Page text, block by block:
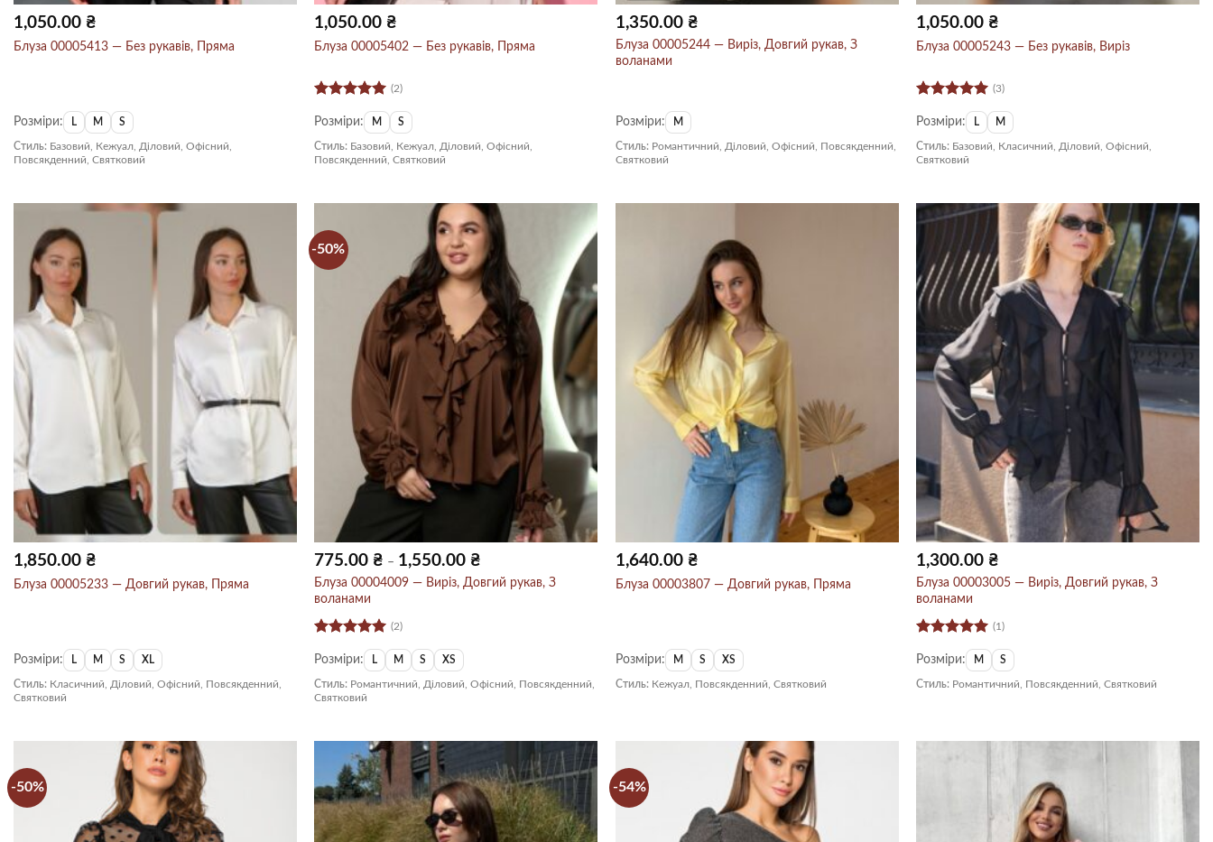
1,050.00 ₴
Блуза 00005413 — Без рукавів, Пряма
Розміри: L M S
Стиль: Базовий, Кежуал, Діловий, Офісний,
Повсякденний, Святковий
1,050.00 ₴
Блуза 00005402 — Без рукавів, Пряма
Оцінено в
5з 5
(2)
Розміри: M S
Стиль: Базовий, Кежуал, Діловий, Офісний,
Повсякденний, Святковий
1,350.00 ₴
Блуза 00005244 — Виріз, Довгий рукав, З
воланами
Розміри: M
Стиль: Романтичний, Діловий, Офісний, Повсякденний,
Святковий
1,050.00 ₴
Блуза 00005243 — Без рукавів, Виріз
Оцінено в
5з 5
(3)
Розміри: L M
Стиль: Базовий, Класичний, Діловий, Офісний,
Святковий
1,850.00 ₴
Блуза 00005233 — Довгий рукав, Пряма
Розміри: L M S XL
Стиль: Класичний, Діловий, Офісний, Повсякденний,
Святковий
-50%
775.00 ₴ – 1,550.00 ₴
від
Блуза 00004009 — Виріз, Довгий рукав, З
воланами
Оцінено в
5з 5
(2)
Розміри: L M S XS
Стиль: Романтичний, Діловий, Офісний, Повсякденний,
Святковий
1,640.00 ₴
Блуза 00003807 — Довгий рукав, Пряма
Розміри: M S XS
Стиль: Кежуал, Повсякденний, Святковий
1,300.00 ₴
Блуза 00003005 — Виріз, Довгий рукав, З
воланами
Оцінено в
5з 5
(1)
Розміри: M S
Стиль: Романтичний, Повсякденний, Святковий
-50% -54%